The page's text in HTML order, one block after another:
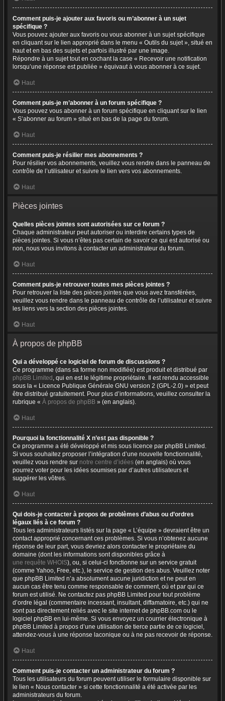
Comment puis-je ajouter aux favoris ou m’abonner à un sujet
spécifique ?
Vous pouvez ajouter aux favoris ou vous abonner à un sujet spécifique
en cliquant sur le lien approprié dans le menu « Outils du sujet », situé en
haut et en bas des sujets et parfois illustré par une image.
Répondre à un sujet tout en cochant la case « Recevoir une notification
lorsqu’une réponse est publiée » équivaut à vous abonner à ce sujet.
Haut
Comment puis-je m’abonner à un forum spécifique ?
Vous pouvez vous abonner à un forum spécifique en cliquant sur le lien
« S’abonner au forum » situé en bas de la page du forum.
Haut
Comment puis-je résilier mes abonnements ?
Pour résilier vos abonnements, veuillez vous rendre dans le panneau de
contrôle de l’utilisateur et suivre le lien vers vos abonnements.
Haut
Pièces jointes
Quelles pièces jointes sont autorisées sur ce forum ?
Chaque administrateur peut autoriser ou interdire certains types de
pièces jointes. Si vous n’êtes pas certain de savoir ce qui est autorisé ou
non, nous vous invitons à contacter un administrateur du forum.
Haut
Comment puis-je retrouver toutes mes pièces jointes ?
Pour retrouver la liste des pièces jointes que vous avez transférées,
veuillez vous rendre dans le panneau de contrôle de l’utilisateur et suivre
les liens vers la section des pièces jointes.
Haut
À propos de phpBB
Qui a développé ce logiciel de forum de discussions ?
Ce programme (dans sa forme non modifiée) est produit et distribué par
phpBB Limited , qui en est le légitime propriétaire. Il est rendu accessible
sous la « Licence Publique Générale GNU version 2 (GPL-2.0) » et peut
être distribué gratuitement. Pour plus d’informations, veuillez consulter la
rubrique « À propos de phpBB » (en anglais).
Haut
Pourquoi la fonctionnalité X n’est pas disponible ?
Ce programme a été développé et mis sous licence par phpBB Limited.
Si vous souhaitez proposer l’intégration d’une nouvelle fonctionnalité,
veuillez vous rendre sur notre centre d’idées (en anglais) où vous
pourrez voter pour les idées soumises par d’autres utilisateurs et
suggérer les vôtres.
Haut
Qui dois-je contacter à propos de problèmes d’abus ou d’ordres
légaux liés à ce forum ?
Tous les administrateurs listés sur la page « L’équipe » devraient être un
contact approprié concernant ces problèmes. Si vous n’obtenez aucune
réponse de leur part, vous devriez alors contacter le propriétaire du
domaine (dont les informations sont disponibles grâce à
une requête WHOIS), ou, si celui-ci fonctionne sur un service gratuit
(comme Yahoo, Free, etc.), le service de gestion des abus. Veuillez noter
que phpBB Limited n’a absolument aucune juridiction et ne peut en
aucun cas être tenu comme responsable de comment, où et par qui ce
forum est utilisé. Ne contactez pas phpBB Limited pour tout problème
d’ordre légal (commentaire incessant, insultant, diffamatoire, etc.) qui ne
sont pas directement reliés avec le site internet de phpBB.com ou le
logiciel phpBB en lui-même. Si vous envoyez un courrier électronique à
phpBB Limited à propos d’une utilisation de tierce partie de ce logiciel,
attendez-vous à une réponse laconique ou à ne pas recevoir de réponse.
Haut
Comment puis-je contacter un administrateur du forum ?
Tous les utilisateurs du forum peuvent utiliser le formulaire disponible sur
le lien « Nous contacter » si cette fonctionnalité a été activée par les
administrateurs du forum.